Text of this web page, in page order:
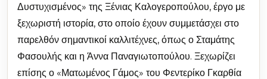
Δυστυχισμένος» της Ξένιας Καλογεροπούλου, έργο με
ξεχωριστή ιστορία, στο οποίο έχουν συμμετάσχει στο
παρελθόν σημαντικοί καλλιτέχνες, όπως ο Σταμάτης
Φασουλής και η Άννα Παναγιωτοπούλου. Ξεχωρίζει
επίσης ο «Ματωμένος Γάμος» του Φεντερίκο Γκαρθία